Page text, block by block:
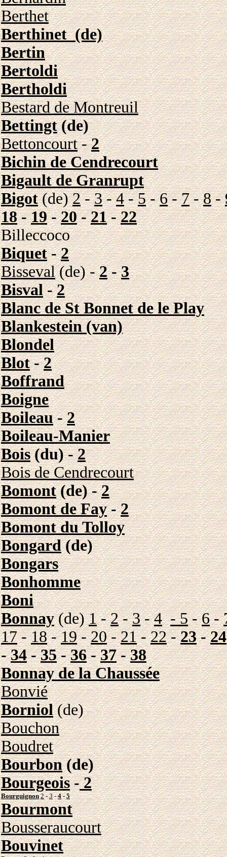
Berthet
Berthinet (de)
Bertin
Bertoldi
Bertholdi
Bestard de Montreuil
Bettingt(de)
Bettoncourt-2
Bichin de Cendrecourt
Bigault de Granrupt
Bigot(de)2-3-4-5-6-7-8-
18-19-20-21-22
Billeccoco
Biquet-2
Bisseval(de) -2-3
Bisval-2
Blanc de St Bonnet de le Play
Blankestein (van)
Blondel
Blot-2
Boffrand
Boigne
Boileau-2
Boileau-Manier
Bois(du) -2
Bois de Cendrecourt
Bomont(de) -2
Bomont de Fay-2
Bomont du Tolloy
Bongard(de)
Bongars
Bonhomme
Boni
Bonnay(de)1-2-3-4 - 5-6 -
17-18-19-20-21-22-23-24
-34-35-36-37-38
Bonnay de la Chaussée
Bonvié
Borniol(de)
Bouchon
Boudret
Bourbon(de)
Bourgeois-2
Bourguignon 2-3-4-5
Bourmont
Bousseraucourt
Bouvinet